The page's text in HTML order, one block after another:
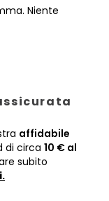
Niente
affidabile
di circa 10 € al
subito